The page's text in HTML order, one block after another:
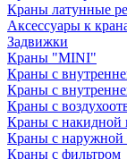
Краны латунные
Аксессуары к
Задвижки
Краны "MINI"
Краны с
Краны с
Краны с
Краны с накидной
Краны с наружной
Краны с фильтром